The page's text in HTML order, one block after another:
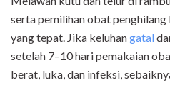
serta pemilihan obat
yang tepat. Jika keluhangatal
setelah 7–10 hari pemakaian
berat, luka, dan infeksi,